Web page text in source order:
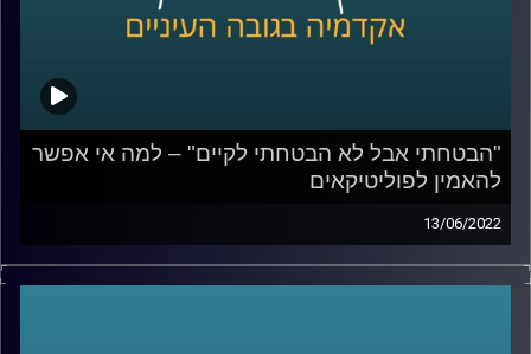
"הבטחתי אבל לא הבטחתי לקיים" – למה אי אפשר
להאמין לפוליטיקאים
13/06/2022
בישראל התרגלנו שהבטחות בחירות לא נועדו כדי להיות
מקויימות. בפרק הזה ד"ר מעוז רוזנטל, מרצה בכיר בבית הספר